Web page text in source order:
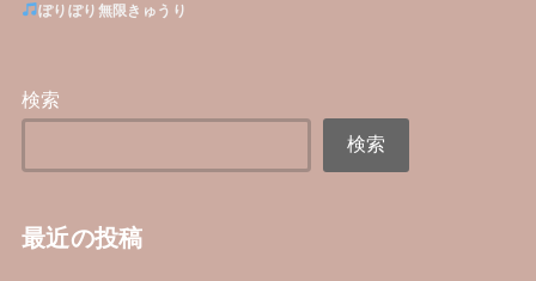
ぽりぽり無限きゅうり
検索
検索
最近の投稿